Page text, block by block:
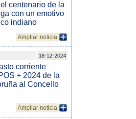
centenario de la
con un emotivo
indiano
Ampliar noticia
18-12-2024
corriente
+ 2024 de la
al Concello
Ampliar noticia